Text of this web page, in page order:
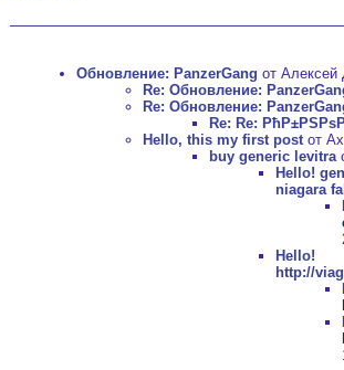
Обновление: PanzerGang от Алексей
Re: Обновление:
Re: Обновление:
Re: Re:
Hello, this my first postот
buy generic levitra
Hello!
niagara
http://